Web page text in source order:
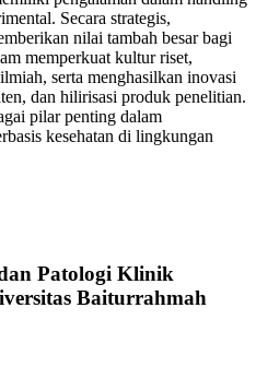
Secara strategis,
nilai tambah besar bagi
memperkuat kultur riset,
serta menghasilkan inovasi
dan hilirisasi produk penelitian.
pilar penting dalam
kesehatan di lingkungan
Patologi Klinik
Baiturrahmah